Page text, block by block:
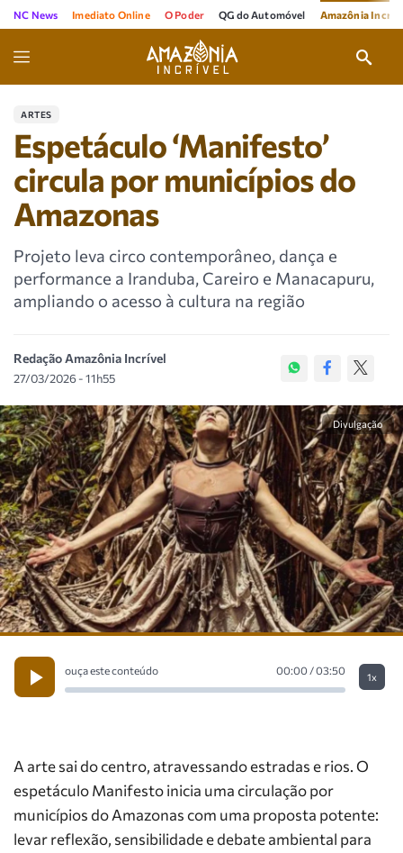
NC News Imediato Online O Poder QG do Automóvel Amazônia
ARTES
Espetáculo ‘Manifesto’
circula por municípios do
Amazonas
Projeto leva circo contemporâneo, dança e
performance a Iranduba, Careiro e Manacapuru,
ampliando o acesso à cultura na região
Redação Amazônia Incrível
27/03/2026 - 11h55
Divulgação
ouça este conteúdo 00:00 / 03:50
1x
A arte sai do centro, atravessando estradas e rios. O
espetáculo Manifesto inicia uma circulação por
municípios do Amazonas com uma proposta potente:
levar reflexão, sensibilidade e debate ambiental para